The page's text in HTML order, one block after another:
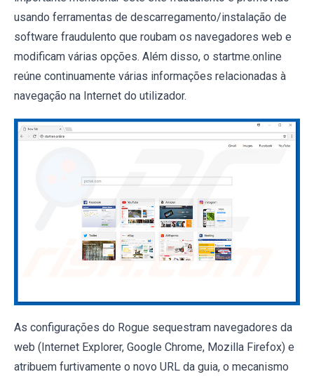
usando ferramentas de descarregamento/instalação de
software fraudulento que roubam os navegadores web e
modificam várias opções. Além disso, o startme.online
reúne continuamente várias informações relacionadas à
navegação na Internet do utilizador.
As configurações do Rogue sequestram navegadores da
web (Internet Explorer, Google Chrome, Mozilla Firefox) e
atribuem furtivamente o novo URL da guia, o mecanismo